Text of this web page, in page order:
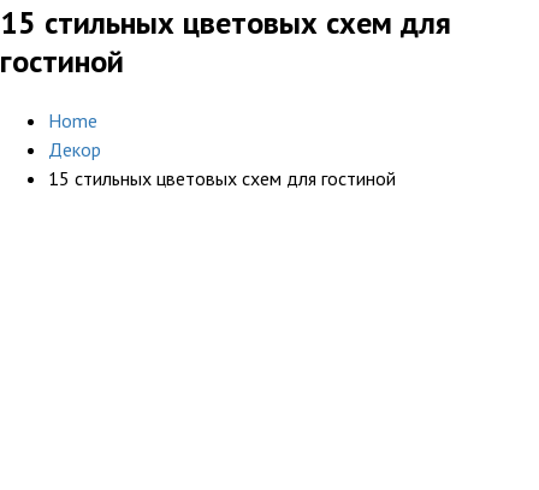
15 стильных цветовых схем для
гостиной
Home
Декор
15 стильных цветовых схем для гостиной